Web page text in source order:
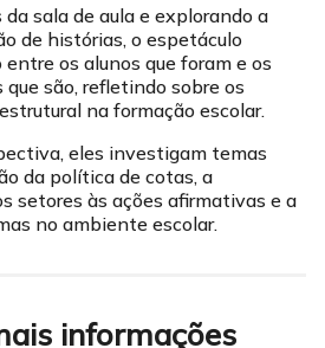
sala de aula e explorando a
de histórias, o espetáculo
os alunos que foram e os
são, refletindo sobre os
na formação escolar.
eles investigam temas
da política de cotas, a
setores às ações afirmativas e a
no ambiente escolar.
informações